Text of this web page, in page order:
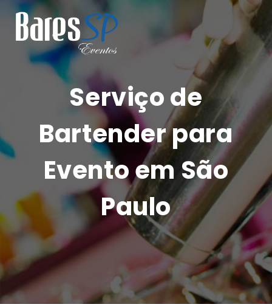
Serviço de
Bartender para
Evento em São
Paulo